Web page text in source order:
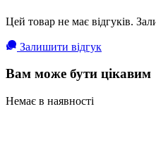
Цей товар не має відгуків.
Залишити відгук
Вам може бути цікавим
Немає в наявності